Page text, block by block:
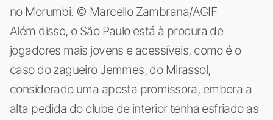
no Morumbi. © Marcello Zambrana/AGIF
Além disso, o São Paulo está à procura de
jogadores mais jovens e acessíveis, como é o
caso do zagueiro Jemmes, do Mirassol,
considerado uma aposta promissora, embora a
alta pedida do clube de interior tenha esfriado as